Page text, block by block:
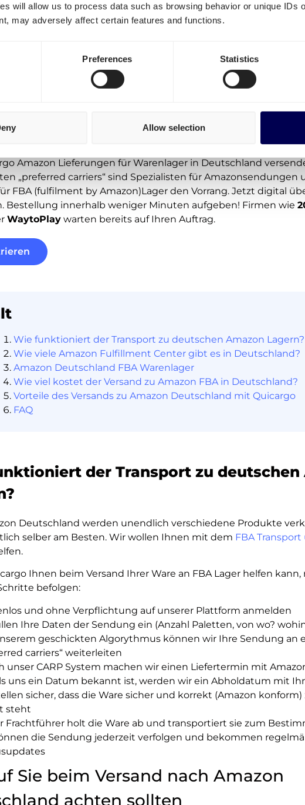
will allow us to process data such as browsing behavior or unique IDs
may adversely affect certain features and functions.
Preferences Statistics
Allow selection
nach Speditionen, welche IhrePalettenund/oder
Amazon Lieferungen für Warenlager in Deutschland
„preferred carriers“ sind Spezialisten für
FBA (fulfilment by Amazon)Lager den Vorrang. Jetzt digital
Bestellung innerhalb weniger Minuten aufgeben! Firmen wie
WaytoPlaywarten bereits auf Ihren Auftrag.
Wie funktioniert der Transport zu deutschen Amazon Lagern?
Wie viele Amazon Fulfillment Center gibt es in Deutschland?
Amazon Deutschland FBA Warenlager
Wie viel kostet der Versand zu Amazon FBA in Deutschland?
Vorteile des Versands zu Amazon Deutschland mit Quicargo
FAQ
der Transport zu deutschen
Deutschland werden unendlich verschiedene Produkte
selber am Besten. Wir wollen Ihnen mit dem FBA
Ihnen beim Versand Ihrer Ware an FBA Lager helfen kann,
befolgen:
und ohne Verpflichtung auf unserer Plattform anmelden
Ihre Daten der Sendung ein (Anzahl Paletten, von wo?
geschickten Algorythmus können wir Ihre Sendung an
carriers“ weiterleiten
unser CARP System machen wir einen Liefertermin mit
uns ein Datum bekannt ist, werden wir ein Abholdatum mit
sicher, dass die Ware sicher und korrekt (Amazon
steht
Frachtführer holt die Ware ab und transportiert sie zum
die Sendung jederzeit verfolgen und bekommen
Sie beim Versand nach Amazon
achten sollten